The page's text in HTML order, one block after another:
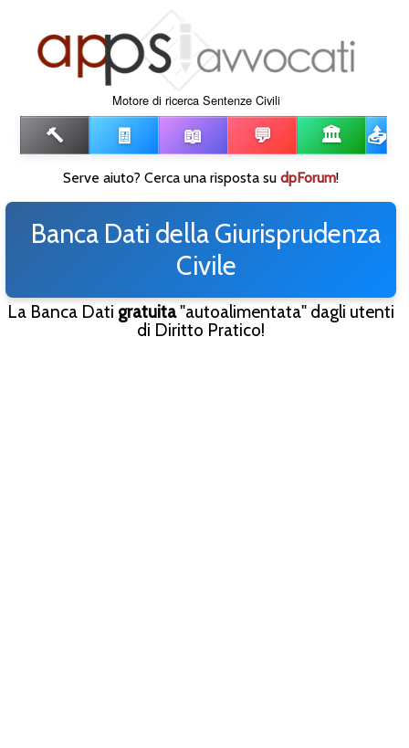
Motore di ricerca Sentenze Civili
🔨 🧾 📖 💬 🏛️ 📤
Serve aiuto? Cerca una risposta su dpForum!
Banca Dati della Giurisprudenza
Civile
La Banca Dati gratuita"autoalimentata" dagli utenti
di Diritto Pratico!